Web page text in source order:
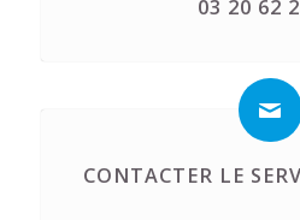
03 20 62
CONTACTER LE